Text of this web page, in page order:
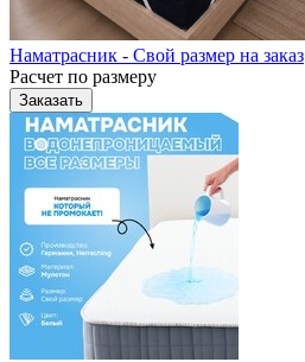
Наматрасник - Свой размер на заказ
Расчет по размеру
Заказать